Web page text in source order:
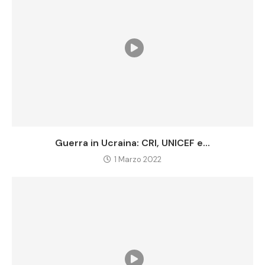
Guerra in Ucraina: CRI, UNICEF e...
1 Marzo 2022